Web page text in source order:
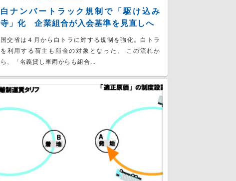
白ナンバートラック規制で「駆け込み
寺」化 企業組合が入会基準を見直しへ
国交省は４月から白トラに対する規制を強化。白トラ
を利用する荷主も罰金の対象となった。 この流れか
ら、「名義貸し車両からも組合...